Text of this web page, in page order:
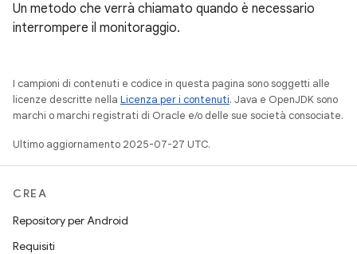
Un metodo che verrà chiamato quando è necessario
interrompere il monitoraggio.
I campioni di contenuti e codice in questa pagina sono soggetti alle
licenze descritte nella Licenza per i contenuti. Java e OpenJDK sono
marchi o marchi registrati di Oracle e/o delle sue società consociate.
Ultimo aggiornamento 2025-07-27 UTC.
CREA
Repository per Android
Requisiti